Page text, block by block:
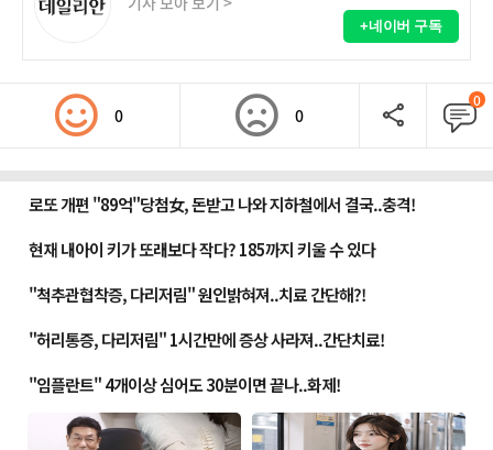
+네이버 구독
0 0
0